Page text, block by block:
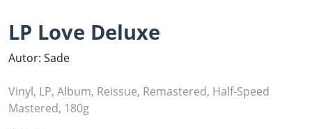
LP Love Deluxe
Autor: Sade
Vinyl, LP, Album, Reissue, Remastered, Half-Speed
Mastered, 180g